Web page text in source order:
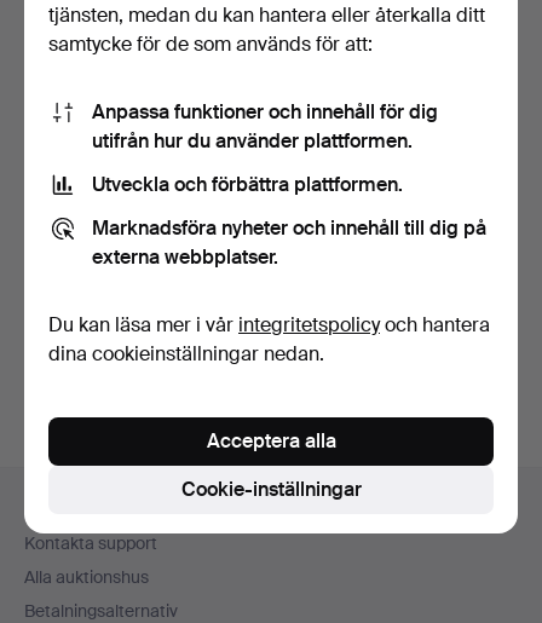
VINTAGE PAR
HÄNGANDE BELYSTA
Värdering
41 USD
HÄNGANDE
Värdering
68 USD
Sidfotsnavigation
Kontakta support
Alla auktionshus
Betalningsalternativ
tjänsten, medan du kan hantera eller återkalla ditt
samtycke för de som används för att:
Anpassa funktioner och innehåll för dig
utifrån hur du använder plattformen.
Utveckla och förbättra plattformen.
Marknadsföra nyheter och innehåll till dig på
externa webbplatser.
Du kan läsa mer i vår integritetspolicyoch hantera
dina cookieinställningar nedan.
Cookie-inställningar
Acceptera alla